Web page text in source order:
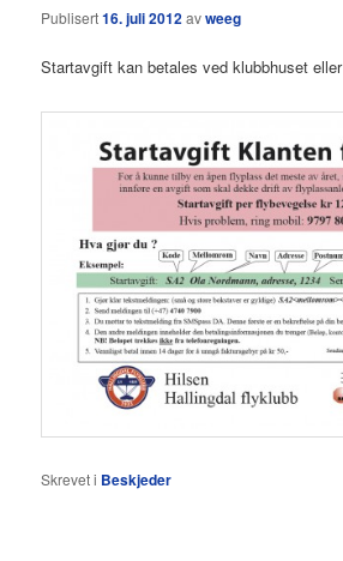
Publisert16. juli 2012avweeg
Startavgift kan betales ved klubbhuset
Skrevet i Beskjeder